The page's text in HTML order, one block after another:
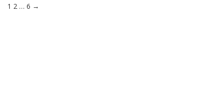
1 2 … 6 →